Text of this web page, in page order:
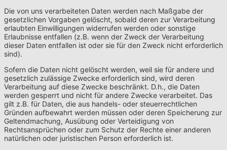
Die von uns verarbeiteten Daten werden nach Maßgabe der
gesetzlichen Vorgaben gelöscht, sobald deren zur Verarbeitung
erlaubten Einwilligungen widerrufen werden oder sonstige
Erlaubnisse entfallen (z.B. wenn der Zweck der Verarbeitung
dieser Daten entfallen ist oder sie für den Zweck nicht erforderlich
sind).
Sofern die Daten nicht gelöscht werden, weil sie für andere und
gesetzlich zulässige Zwecke erforderlich sind, wird deren
Verarbeitung auf diese Zwecke beschränkt. D.h., die Daten
werden gesperrt und nicht für andere Zwecke verarbeitet. Das
gilt z.B. für Daten, die aus handels- oder steuerrechtlichen
Gründen aufbewahrt werden müssen oder deren Speicherung zur
Geltendmachung, Ausübung oder Verteidigung von
Rechtsansprüchen oder zum Schutz der Rechte einer anderen
natürlichen oder juristischen Person erforderlich ist.